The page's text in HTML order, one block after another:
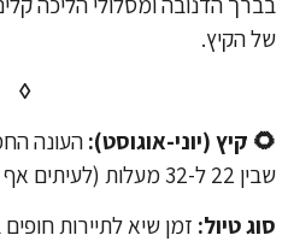
הקיץ.
קיץ (יוני-אוגוסט):העונה החמה
(לעיתים אף יותר).
טיול:זמן שיא לתיירות חופים